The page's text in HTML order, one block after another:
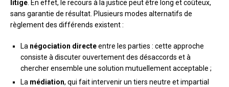
litige. En effet, le recours à la justice peut être long et coûteux,
sans garantie de résultat. Plusieurs modes alternatifs de
règlement des différends existent :
La négociation directeentre les parties : cette approche
consiste à discuter ouvertement des désaccords et à
chercher ensemble une solution mutuellement acceptable ;
La médiation, qui fait intervenir un tiers neutre et impartial